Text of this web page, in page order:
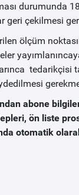
SİSTEMİ
durumunda
geri çekilmesi
ölçüm
tedarikçisi
abone
ön liste
otomatik